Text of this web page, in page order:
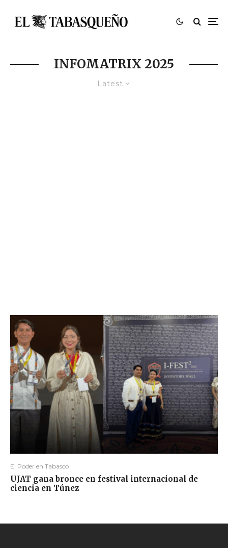
INFOMATRIX 2025
Latest
El Poder en Tabasco
UJAT gana bronce en festival internacional de
ciencia en Túnez